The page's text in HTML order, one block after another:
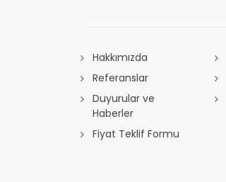
Hakkımızda
Referanslar
Duyurular ve
Haberler
Fiyat Teklif Formu